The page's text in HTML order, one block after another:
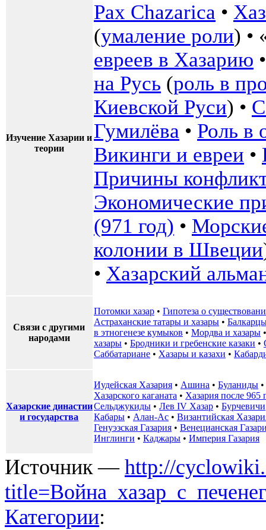
Изучение Хазарии и
теории
Pax Chazarica •
(умаление роли) •
евреев в Хазарию
на Русь (роль в
Киевской Руси) •
Гумилёва • Роль в
Викинги и евреи •
Причины
Экономические
(971 год) •
колонии в Швеции
• Хазарский
Связи с другими
народами
Потомки хазар • Гипотеза о
Астраханские татары и хазары •
в этногенезе кумыков • Мордва и хазары
хазары • Бродники и гребенские казаки •
Саббатариане • Хазары и казахи •
Хазарские династии
и государства
Иудейская Хазария • Ашина • Буланиды •
Хазарского каганата • Хазария после 965
Сельджукиды • Лев IV Хазар • Бурчевичи
Кабары • Алан-Ас • Византийская
Генуэзская Газария • Венецианская
Инглинги • Каджары • Империя Газария
Источник — http://
Категории: